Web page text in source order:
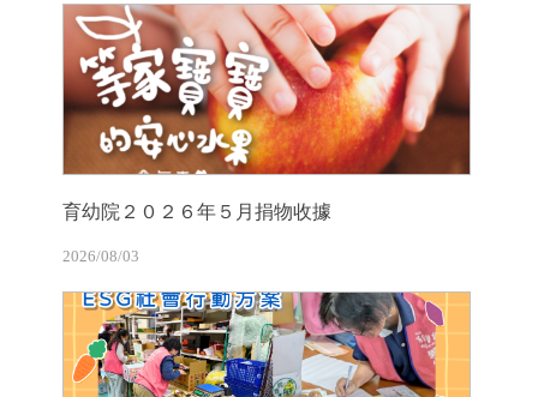
育幼院２０２６年５月捐物收據
2026/08/03